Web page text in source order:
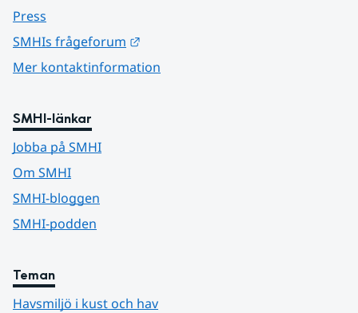
Press
SMHIs frågeforum
Mer kontaktinformation
SMHI-länkar
Jobba på SMHI
Om SMHI
SMHI-bloggen
SMHI-podden
Teman
Havsmiljö i kust och hav